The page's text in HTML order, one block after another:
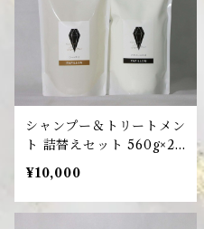
シャンプー＆トリートメン
ト 詰替えセット 560g×2
本
¥10,000